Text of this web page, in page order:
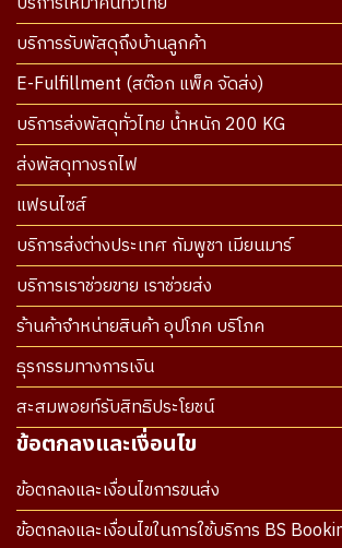
บริการรับพัสดุถึงบ้านลูกค้า
E-Fulfillment (สต๊อก แพ็ค จัดส่ง)
บริการส่งพัสดุทั่วไทย น้ำหนัก 200 KG
ส่งพัสดุทางรถไฟ
แฟรนไซส์
บริการส่งต่างประเทศ กัมพูชา เมียนมาร์
บริการเราช่วยขาย เราช่วยส่ง
ร้านค้าจำหน่ายสินค้า อุปโภค บริโภค
ธุรกรรมทางการเงิน
สะสมพอยท์รับสิทธิประโยชน์
ข้อตกลงและเงื่อนไข
ข้อตกลงและเงื่อนไขการขนส่ง
ข้อตกลงและเงื่อนไขในการใช้บริการ BS